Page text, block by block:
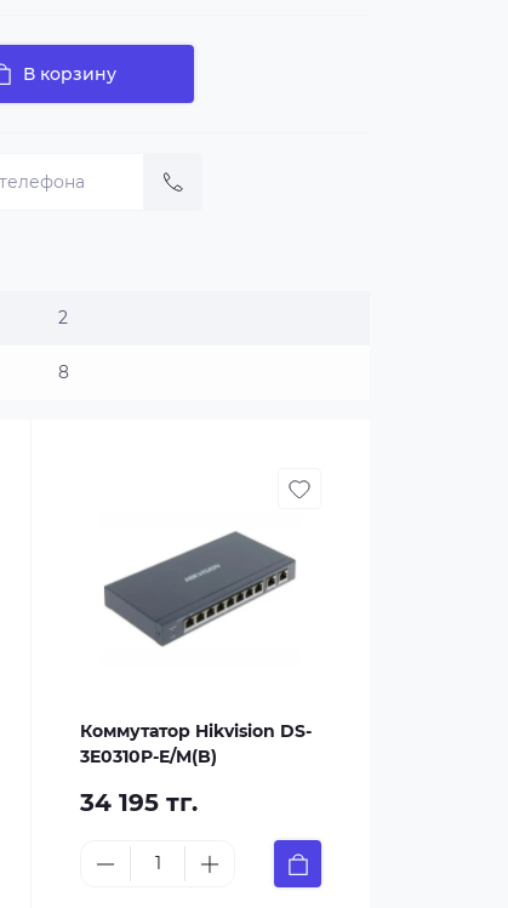
В корзину
2
8
Коммутатор Hikvision DS-
3E0310P-E/M(B)
34 195 тг.